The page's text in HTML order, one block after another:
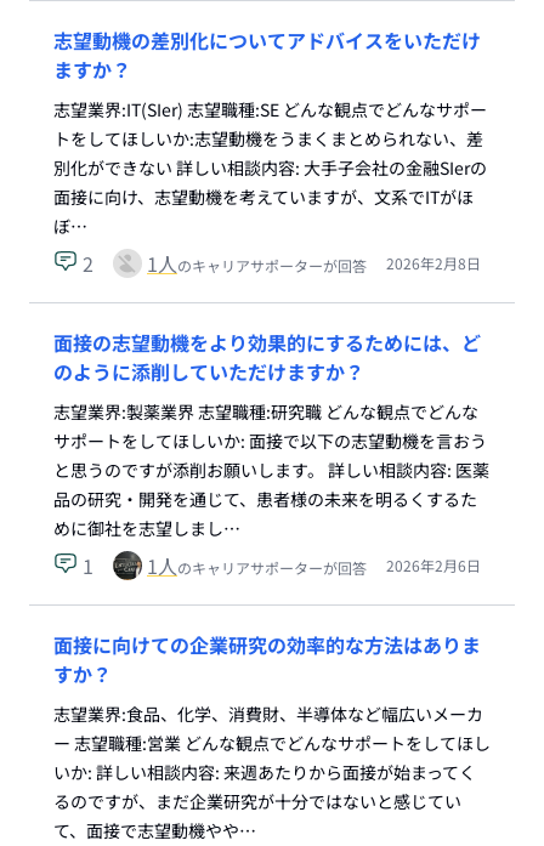
志望動機の差別化についてアドバイスをいただけ
ますか？
志望業界:IT(SIer) 志望職種:SE どんな観点でどんなサポー
トをしてほしいか:志望動機をうまくまとめられない、差
別化ができない 詳しい相談内容: 大手子会社の金融SIerの
面接に向け、志望動機を考えていますが、文系でITがほ
ぼ…
2 1人のキャリアサポーターが回答 2026年2月8日
面接の志望動機をより効果的にするためには、ど
のように添削していただけますか？
志望業界:製薬業界 志望職種:研究職 どんな観点でどんな
サポートをしてほしいか: 面接で以下の志望動機を言おう
と思うのですが添削お願いします。 詳しい相談内容: 医薬
品の研究・開発を通じて、患者様の未来を明るくするた
めに御社を志望しまし…
1 1人のキャリアサポーターが回答 2026年2月6日
面接に向けての企業研究の効率的な方法はありま
すか？
志望業界:食品、化学、消費財、半導体など幅広いメーカ
ー 志望職種:営業 どんな観点でどんなサポートをしてほし
いか: 詳しい相談内容: 来週あたりから面接が始まってく
るのですが、まだ企業研究が十分ではないと感じてい
て、面接で志望動機やや…